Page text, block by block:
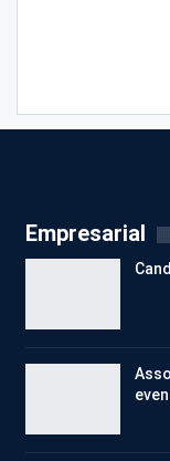
Empresarial